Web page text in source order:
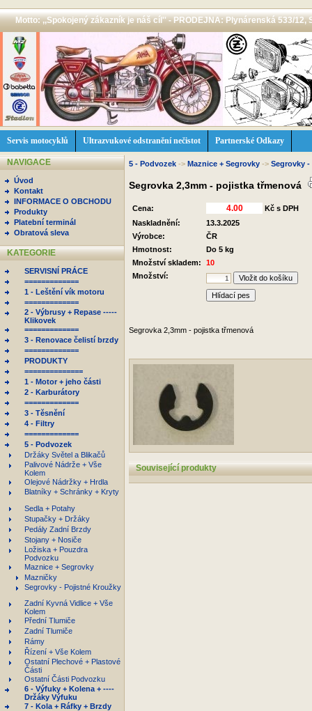
Motto: ,,Spokojený zákazník je náš cíl'' - PRODEJNA: Plynárenská 533/12,
Servis motocyklů Ultrazvukové odstranění nečistot Partnerské Odkazy
NAVIGACE
Úvod
Kontakt
INFORMACE O OBCHODU
Produkty
Platební terminál
Obratová sleva
KATEGORIE
SERVISNÍ PRÁCE
=============
1 - Leštění vík motoru
=============
2 - Výbrusy + Repase -----
Klikovek
=============
3 - Renovace čelistí brzdy
=============
PRODUKTY
==============
1 - Motor + jeho části
2 - Karburátory
=============
3 - Těsnění
4 - Filtry
=============
5 - Podvozek
Držáky Světel a Blikačů
Palivové Nádrže + Vše
Kolem
Olejové Nádržky + Hrdla
Blatníky + Schránky + Kryty
Sedla + Potahy
Stupačky + Držáky
Pedály Zadní Brzdy
Stojany + Nosiče
Ložiska + Pouzdra
Podvozku
Maznice + Segrovky
Mazničky
Segrovky - Pojistné Kroužky
Zadní Kyvná Vidlice + Vše
Kolem
Přední Tlumiče
Zadní Tlumiče
Rámy
Řízení + Vše Kolem
Ostatní Plechové + Plastové
Části
Ostatní Části Podvozku
6 - Výfuky + Kolena + ----
Držáky Výfuku
7 - Kola + Ráfky + Brzdy
5 - Podvozek -> Maznice + Segrovky -> Segrovky
Segrovka 2,3mm - pojistka třmenová
Cena:
Kč s DPH
Naskladnění:
13.3.2025
Výrobce:
ČR
Hmotnost:
Do 5 kg
Množství skladem:
10
Množství:
Hlídací pes
Segrovka 2,3mm - pojistka třmenová
Související produkty